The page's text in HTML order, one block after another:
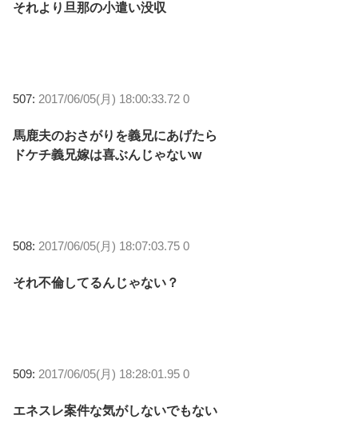
それより旦那の小遣い没収
507: 2017/06/05(月) 18:00:33.72 0
馬鹿夫のおさがりを義兄にあげたら
ドケチ義兄嫁は喜ぶんじゃないw
508: 2017/06/05(月) 18:07:03.75 0
それ不倫してるんじゃない？
509: 2017/06/05(月) 18:28:01.95 0
エネスレ案件な気がしないでもない